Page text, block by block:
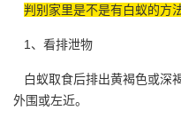
判别家里是不是有白蚁的方法
1、看排泄物
白蚁取食后排出黄褐色或深
外围或左近。